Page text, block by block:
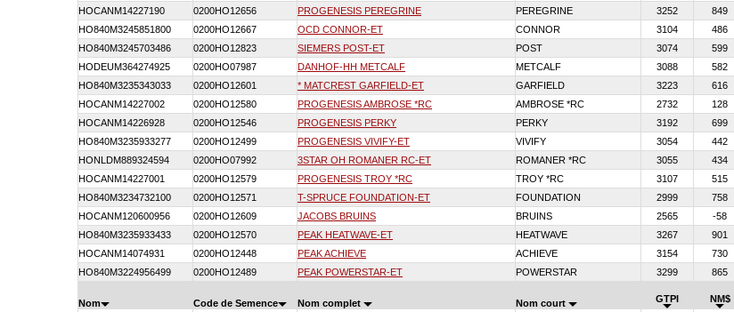
HOCANM14227190
0200HO12656 PROGENESIS PEREGRINE PEREGRINE 3252 849
HO840M3245851800
0200HO12667 OCD CONNOR-ET CONNOR 3104 486
HO840M3245703486
0200HO12823 SIEMERS POST-ET POST 3074 599
HODEUM364274925
0200HO07987 DANHOF-HH METCALF METCALF 3088 582
HO840M3235343033
0200HO12601 * MATCREST GARFIELD-ET GARFIELD 3223 616
HOCANM14227002
0200HO12580 PROGENESIS AMBROSE *RC AMBROSE *RC 2732 128
HOCANM14226928
0200HO12546 PROGENESIS PERKY PERKY 3192 699
HO840M3235933277
0200HO12499 PROGENESIS VIVIFY-ET VIVIFY 3054 442
HONLDM889324594
0200HO07992 3STAR OH ROMANER RC-ET ROMANER *RC 3055 434
HOCANM14227001
0200HO12579 PROGENESIS TROY *RC TROY *RC 3107 515
HO840M3234732100
0200HO12571 T-SPRUCE FOUNDATION-ET FOUNDATION 2999 758
HOCANM120600956
0200HO12609 JACOBS BRUINS BRUINS 2565 -58
HO840M3235933433
0200HO12570 PEAK HEATWAVE-ET HEATWAVE 3267 901
HOCANM14074931
0200HO12448 PEAK ACHIEVE ACHIEVE 3154 730
HO840M3224956499
0200HO12489 PEAK POWERSTAR-ET POWERSTAR 3299 865
Nom Code de Semence Nom complet Nom court GTPI NM$